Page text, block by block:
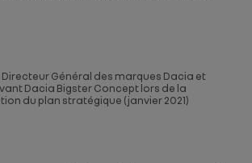
Directeur Général des marques Dacia et
Dacia Bigster Concept lors de la
du plan stratégique (janvier 2021)